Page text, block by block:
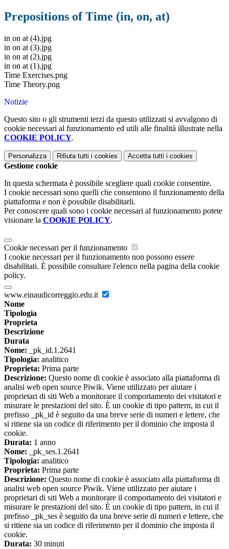
Prepositions of Time (in, on, at)
in on at (4).jpg
in on at (3).jpg
in on at (2).jpg
in on at (1).jpg
Time Exercises.png
Time Theory.png
Notizie
Questo sito o gli strumenti terzi da questo utilizzati si avvalgono di
cookie necessari al funzionamento ed utili alle finalità illustrate nella
COOKIE POLICY.
Personalizza Rifiuta tutti i cookies Accetta tutti i cookies
Gestione cookie
In questa schermata è possibile scegliere quali cookie consentire.
I cookie necessari sono quelli che consentono il funzionamento della
piattaforma e non è possibile disabilitarli.
Per conoscere quali sono i cookie necessari al funzionamento potete
visionare la COOKIE POLICY.
Cookie necessari per il funzionamento
I cookie necessari per il funzionamento non possono essere
disabilitati. È possibile consultare l'elenco nella pagina della cookie
policy.
www.einaudicorreggio.edu.it
Nome
Tipologia
Proprieta
Descrizione
Durata
Nome: _pk_id.1.2641
Tipologia: analitico
Proprieta: Prima parte
Descrizione: Questo nome di cookie è associato alla piattaforma di
analisi web open source Piwik. Viene utilizzato per aiutare i
proprietari di siti Web a monitorare il comportamento dei visitatori e
misurare le prestazioni del sito. È un cookie di tipo pattern, in cui il
prefisso _pk_id è seguito da una breve serie di numeri e lettere, che
si ritiene sia un codice di riferimento per il dominio che imposta il
cookie.
Durata: 1 anno
Nome: _pk_ses.1.2641
Tipologia: analitico
Proprieta: Prima parte
Descrizione: Questo nome di cookie è associato alla piattaforma di
analisi web open source Piwik. Viene utilizzato per aiutare i
proprietari di siti Web a monitorare il comportamento dei visitatori e
misurare le prestazioni del sito. È un cookie di tipo pattern, in cui il
prefisso _pk_ses è seguito da una breve serie di numeri e lettere, che
si ritiene sia un codice di riferimento per il dominio che imposta il
cookie.
Durata: 30 minuti